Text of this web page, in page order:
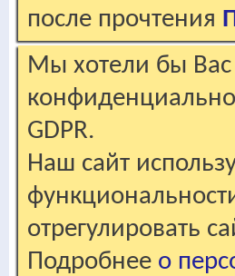
после прочтения
Мы хотели бы Вас
GDPR.
Наш сайт
отрегулировать
Подробнее о